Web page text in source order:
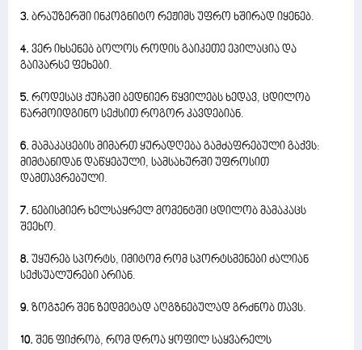
3. ბრაუზერში ინკოგნიტო რეჟიმს უფრო ხშირად იყენებ.
4. ვერ იხსენებ ბოლოს როდის გაიკეთე ეპილაცია და
გაიპარსე ფეხები.
5. როდესაც ქუჩაში ბედნიერ წყვილებს ხედავ, ცდილობ
წარმოიდგინო სექსით როგორ კავდებიან.
6. მამაკაცების მიმართ ყურადღება გამძაფრებული გაქვს:
მიმტანიდან დაწყებული, სამსახურში უფროსით
დამთავრებული.
7. ნებისმიერ ხელსაყრელ მომენტში ცდილობ მამაკაცს
შეეხო.
8. უყურებ სპორტს, იმიტომ რომ სპორტსმენები ძალიან
სექსუალურები არიან.
9. ზოგჯერ შენ ზედმეტად აღგზნებულად გრძნობ თავს.
10. შენ ფიქრობ, რომ დროა ყოფილ საყვარელს